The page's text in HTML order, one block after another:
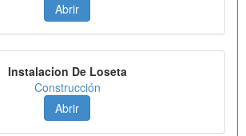
Abrir
Instalacion De Loseta
Construcción
Abrir